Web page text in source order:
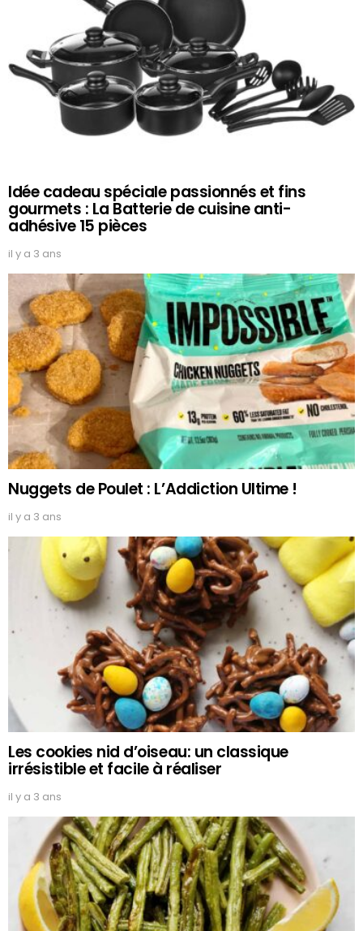
Idée cadeau spéciale passionnés et fins
gourmets : La Batterie de cuisine anti-
adhésive 15 pièces
il y a 3 ans
Nuggets de Poulet : L’Addiction Ultime !
il y a 3 ans
Les cookies nid d’oiseau: un classique
irrésistible et facile à réaliser
il y a 3 ans